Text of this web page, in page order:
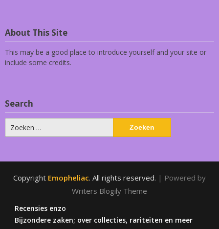
About This Site
This may be a good place to introduce yourself and your site or
include some credits.
Search
Zoeken
naar:
Copyright Emopheliac. All rights reserved. | Powered by
Writers Blogily Theme
Recensies enzo
Bijzondere zaken; over collecties, rariteiten en meer